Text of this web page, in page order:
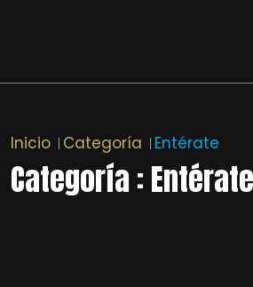
Inicio Categoría Entérate
Categoría : Entérate